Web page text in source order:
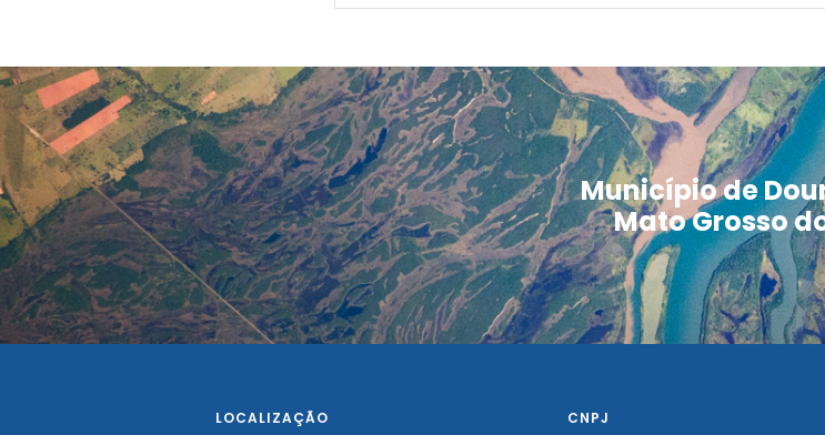
Município de
Mato Grosso
LOCALIZAÇÃO CNPJ